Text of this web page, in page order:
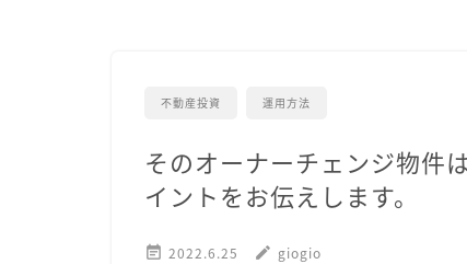
不動産投資 運用方法
そのオーナーチェンジ物件
イントをお伝えします。
 2022.6.25 edit giogio